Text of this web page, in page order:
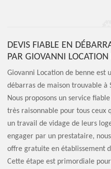
DEVIS FIABLE EN
PAR GIOVANNI LOCATION
Giovanni Location de benne est
débarras de maison trouvable à
Nous proposons un service
très raisonnable pour tous
un travail de vidage de leurs
engager par un prestataire,
offre gratuite en établissement
Cette étape est primordiale